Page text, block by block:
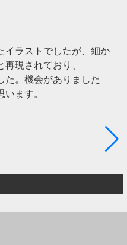
イラストでしたが、細か
現されており、
た。機会がありました
ます。